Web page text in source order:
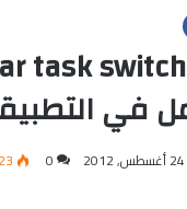
في
24 أغسطس, 2012 0